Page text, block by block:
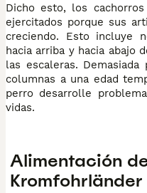
Dicho esto, los
ejercitados porque sus
creciendo. Esto incluye
hacia arriba y hacia abajo
las escaleras.
columnas a una edad
perro desarrolle
vidas.
Alimentación
Kromfohrländer